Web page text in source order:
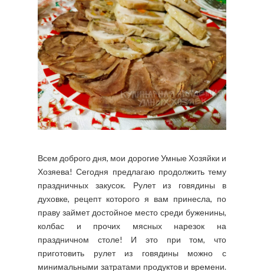
Всем доброго дня, мои дорогие Умные Хозяйки и
Хозяева! Сегодня предлагаю продолжить тему
праздничных закусок. Рулет из говядины в
духовке, рецепт которого я вам принесла, по
праву займет достойное место среди буженины,
колбас и прочих мясных нарезок на
праздничном столе! И это при том, что
приготовить рулет из говядины можно с
минимальными затратами продуктов и времени.